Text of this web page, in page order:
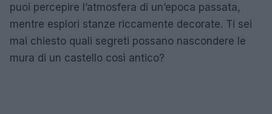
puoi percepire l’atmosfera di un’epoca passata,
mentre esplori stanze riccamente decorate. Ti sei
mai chiesto quali segreti possano nascondere le
mura di un castello così antico?